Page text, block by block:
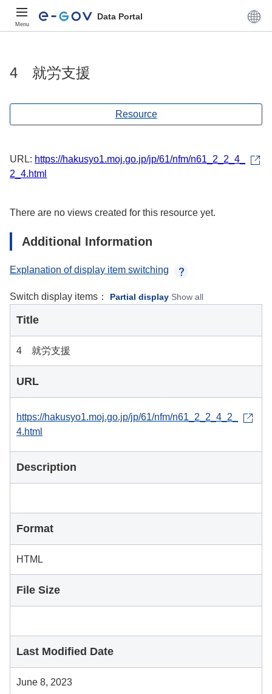
Menu
Data Portal
4 就労支援
Resource
URL: https://hakusyo1.moj.go.jp/jp/61/nfm/n61_2_2_4_
2_4.html
There are no views created for this resource yet.
Additional Information
Explanation of display item switching
Switch display items： Partial display Show all
Title
4 就労支援
URL
https://hakusyo1.moj.go.jp/jp/61/nfm/n61_2_2_4_2_
4.html
Description
Format
HTML
File Size
Last Modified Date
June 8, 2023